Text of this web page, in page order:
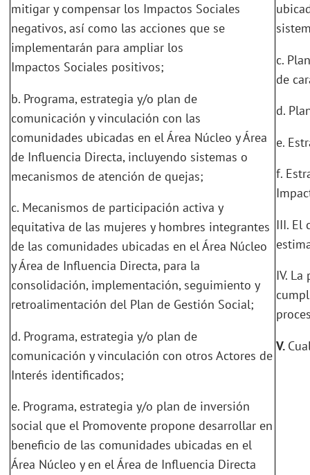
mitigar y compensar los Impactos Sociales
negativos, así como las acciones que se
implementarán para ampliar los
Impactos Sociales positivos;
b. Programa, estrategia y/o plan de
comunicación y vinculación con las
comunidades ubicadas en el Área Núcleo y Área
de Influencia Directa, incluyendo sistemas o
mecanismos de atención de quejas;
c. Mecanismos de participación activa y
equitativa de las mujeres y hombres integrantes
de las comunidades ubicadas en el Área Núcleo
y Área de Influencia Directa, para la
consolidación, implementación, seguimiento y
retroalimentación del Plan de Gestión Social;
d. Programa, estrategia y/o plan de
comunicación y vinculación con otros Actores de
Interés identificados;
e. Programa, estrategia y/o plan de inversión
social que el Promovente propone desarrollar en
beneficio de las comunidades ubicadas en el
Área Núcleo y en el Área de Influencia Directa
c.
de
d.
e.
f.
III. El
IV.
V.